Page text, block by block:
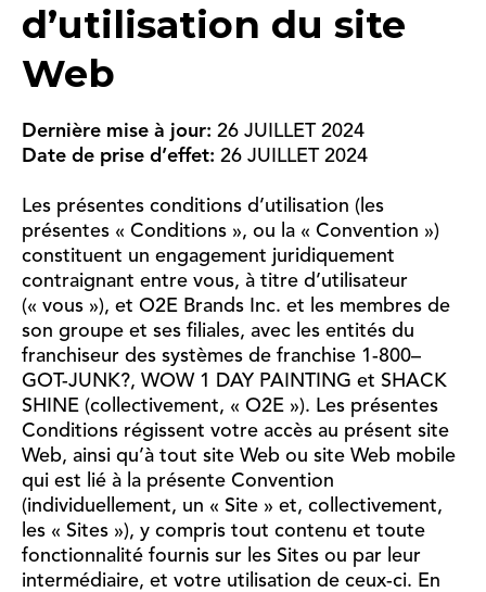
d’utilisation du site
Web
Dernière mise à jour: 26 JUILLET 2024
Date de prise d’effet: 26 JUILLET 2024
Les présentes conditions d’utilisation (les
présentes « Conditions », ou la « Convention »)
constituent un engagement juridiquement
contraignant entre vous, à titre d’utilisateur
(« vous »), et O2E Brands Inc. et les membres de
son groupe et ses filiales, avec les entités du
franchiseur des systèmes de franchise 1-800–
GOT-JUNK?, WOW 1 DAY PAINTING et SHACK
SHINE (collectivement, « O2E »). Les présentes
Conditions régissent votre accès au présent site
Web, ainsi qu’à tout site Web ou site Web mobile
qui est lié à la présente Convention
(individuellement, un « Site » et, collectivement,
les « Sites »), y compris tout contenu et toute
fonctionnalité fournis sur les Sites ou par leur
intermédiaire, et votre utilisation de ceux-ci. En